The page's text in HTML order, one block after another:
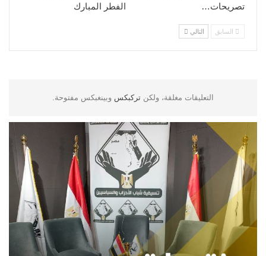
الفطر المبارك
تصريحات…
السابق التالي
التعليقات مغلقة، ولكن تركبكس وبينغبكس مفتوحة.